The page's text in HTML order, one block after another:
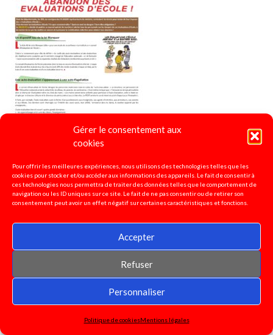
Gérer le consentement aux
cookies
Pour offrir les meilleures expériences, nous utilisons des technologies telles que les
cookies pour stocker et/ou accéder aux informations des appareils. Le fait de consentir à
ces technologies nous permettra de traiter des données telles que le comportement de
navigation ou les ID uniques sur ce site. Le fait de ne pas consentir ou de retirer son
consentement peut avoir un effet négatif sur certaines caractéristiques et fonctions.
Accepter
Refuser
Personnaliser
Politique de cookiesMentions légales
Abandon des évaluations d'école2022